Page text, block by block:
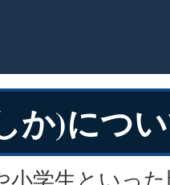
か)につ